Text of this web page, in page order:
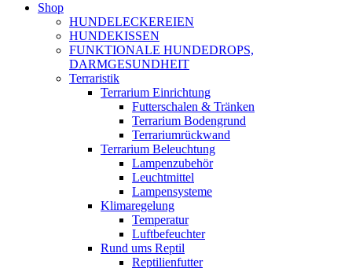
Shop
HUNDELECKEREIEN
HUNDEKISSEN
FUNKTIONALE HUNDEDROPS,
DARMGESUNDHEIT
Terraristik
Terrarium Einrichtung
Futterschalen & Tränken
Terrarium Bodengrund
Terrariumrückwand
Terrarium Beleuchtung
Lampenzubehör
Leuchtmittel
Lampensysteme
Klimaregelung
Temperatur
Luftbefeuchter
Rund ums Reptil
Reptilienfutter